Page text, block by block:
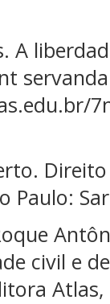
A
Paulo:
civil e